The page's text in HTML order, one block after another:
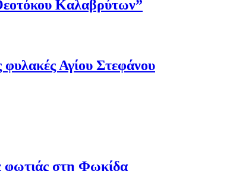
Καλαβρύτων”
Αγίου Στεφάνου
φωτιάς στη Φωκίδα